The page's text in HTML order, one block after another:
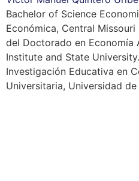
Bachelor of Science
Económica, Central
del Doctorado en Economía
Institute and State
Investigación Educativa en
Universitaria, Universidad